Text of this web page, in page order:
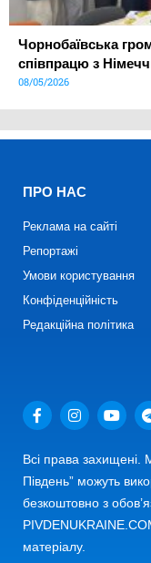
Чорнобаївська
співпрацю з
08/05/2026
ПРО НАС
Реклама на сайті
Репортажі
Умови користування
Конфіденційність
Редакційна політика
Всі права захищені.
Південь” можуть
безкоштовно з
матеріалу.